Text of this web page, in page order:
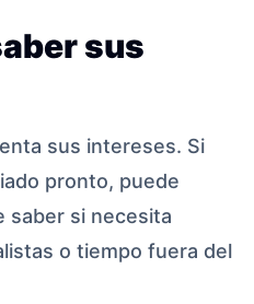
sus
sus intereses. Si
pronto, puede
saber si necesita
o tiempo fuera del